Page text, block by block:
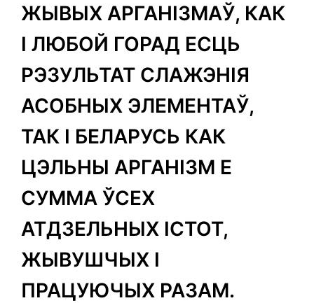
ЖЫВЫХ АРГАНІЗМАЎ, КАК
І ЛЮБОЙ ГОРАД ЕСЦЬ
РЭЗУЛЬТАТ СЛАЖЭНІЯ
АСОБНЫХ ЭЛЕМЕНТАЎ,
ТАК І БЕЛАРУСЬ КАК
ЦЭЛЬНЫ АРГАНІЗМ Е
СУММА ЎСЕХ
АТДЗЕЛЬНЫХ ІСТОТ,
ЖЫВУШЧЫХ І
ПРАЦУЮЧЫХ РАЗАМ.